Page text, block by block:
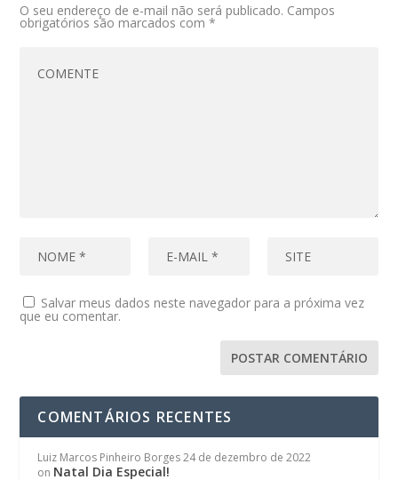
O seu endereço de e-mail não será publicado. Campos
obrigatórios são marcados com*
Salvar meus dados neste navegador para a próxima vez
que eu comentar.
COMENTÁRIOS RECENTES
Luiz Marcos Pinheiro Borges 24 de dezembro de 2022
on Natal Dia Especial!